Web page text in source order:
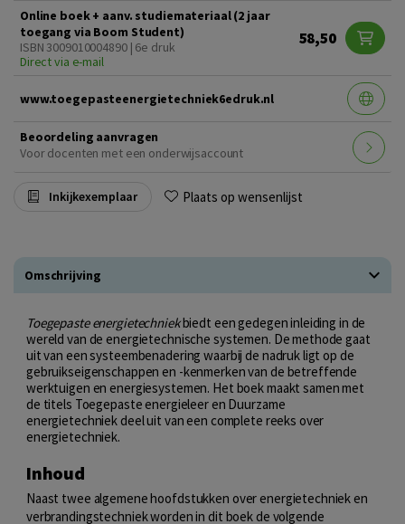
Online boek + aanv. studiemateriaal (2 jaar
toegang via Boom Student)
ISBN 3009010004890 | 6e druk
Direct via e-mail
58,50
www.toegepasteenergietechniek6edruk.nl
Beoordeling aanvragen
Voor docenten met een onderwijsaccount
Inkijkexemplaar Plaats op wensenlijst
Omschrijving
Toegepaste energietechniekbiedt een gedegen inleiding in de
wereld van de energietechnische systemen. De methode gaat
uit van een systeembenadering waarbij de nadruk ligt op de
gebruikseigenschappen en -kenmerken van de betreffende
werktuigen en energiesystemen. Het boek maakt samen met
de titels Toegepaste energieleer en Duurzame
energietechniek deel uit van een complete reeks over
energietechniek.
Inhoud
Naast twee algemene hoofdstukken over energietechniek en
verbrandingstechniek worden in dit boek de volgende